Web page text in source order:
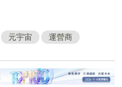
元宇宙 運營商